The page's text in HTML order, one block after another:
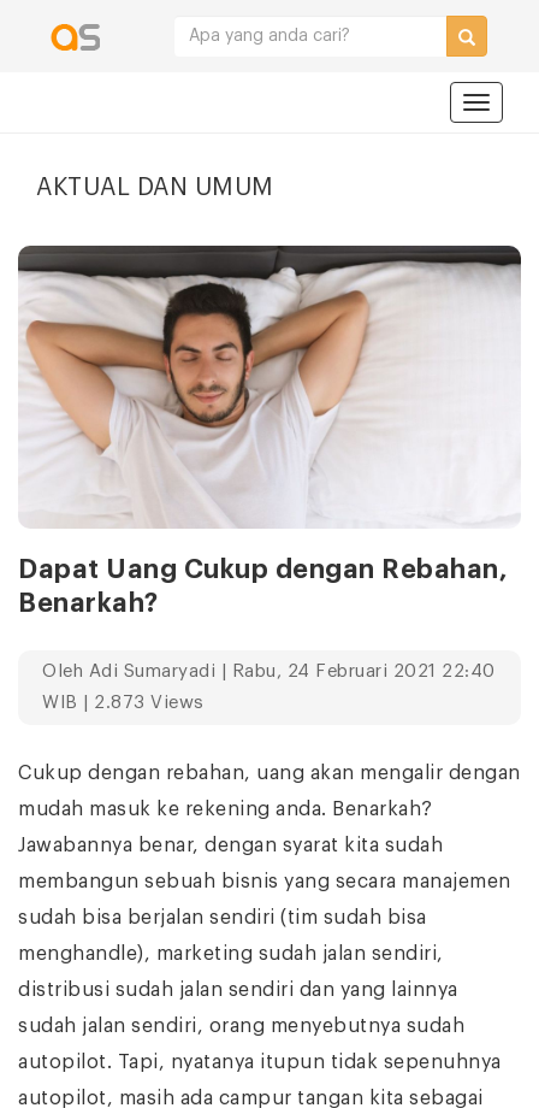
AKTUAL DAN UMUM
Dapat Uang Cukup dengan Rebahan,
Benarkah?
Oleh Adi Sumaryadi | Rabu, 24 Februari 2021 22:40
WIB | 2.873 Views
Cukup dengan rebahan, uang akan mengalir dengan
mudah masuk ke rekening anda. Benarkah?
Jawabannya benar, dengan syarat kita sudah
membangun sebuah bisnis yang secara manajemen
sudah bisa berjalan sendiri (tim sudah bisa
menghandle), marketing sudah jalan sendiri,
distribusi sudah jalan sendiri dan yang lainnya
sudah jalan sendiri, orang menyebutnya sudah
autopilot. Tapi, nyatanya itupun tidak sepenuhnya
autopilot, masih ada campur tangan kita sebagai